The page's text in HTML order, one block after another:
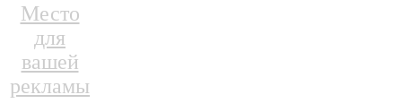
Место
для
вашей
рекламы